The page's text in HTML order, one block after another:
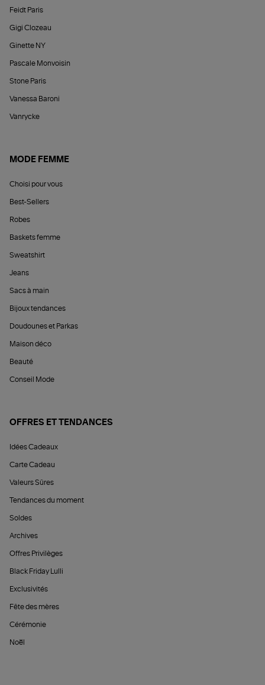
Feidt Paris
Gigi Clozeau
Ginette NY
Pascale Monvoisin
Stone Paris
Vanessa Baroni
Vanrycke
MODE FEMME
Choisi pour vous
Best-Sellers
Robes
Baskets femme
Sweatshirt
Jeans
Sacs à main
Bijoux tendances
Doudounes et Parkas
Maison déco
Beauté
Conseil Mode
OFFRES ET TENDANCES
Idées Cadeaux
Carte Cadeau
Valeurs Sûres
Tendances du moment
Soldes
Archives
Offres Privilèges
Black Friday Lulli
Exclusivités
Fête des mères
Cérémonie
Noël